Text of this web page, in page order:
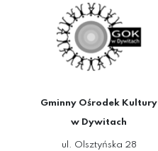
Gminny Ośrodek Kultury
w Dywitach
ul. Olsztyńska 28